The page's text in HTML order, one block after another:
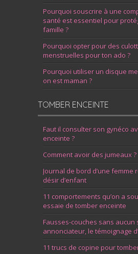
Pourquoi souscrire à une
santé est essentiel pour
famille ?
Pourquoi opter pour des
menstruelles pour ton ado ?
Pourquoi utiliser un disque
on est maman ?
TOMBER ENCEINTE
Faut il consulter son gynéco
enceinte ?
Comment avoir des jumeaux ?
Journal de bord d’une femme
désir d’enfant
11 comportements qu’on a
essaie de tomber enceinte
Fausses-couches sans aucun
annonciateur, le témoignage
11 trucs de copine pour